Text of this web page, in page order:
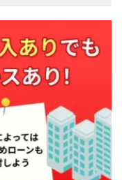
当編集部の調査／ユーザー
報提供を行っています。